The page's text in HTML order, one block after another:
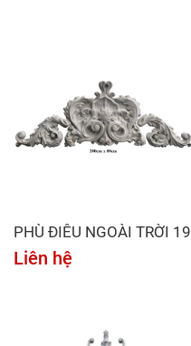
PHÙ ĐIÊU NGOÀI TRỜI 19
Liên hệ